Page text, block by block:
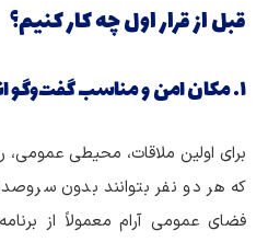
قبل از قرار اول چه کار کنیم؟
۱. مکان امن و مناسب گفت‌وگو انتخاب کنید
برای اولین ملاقات، محیطی عمومی،
که هر دو نفر بتوانند بدون
فضای عمومی آرام معمولاً از